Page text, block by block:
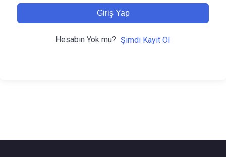
Giriş Yap
Hesabın Yok mu? Şimdi Kayıt Ol